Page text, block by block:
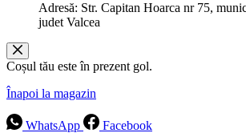
Adresă: Str. Capitan Hoarca nr 75,
judet Valcea
Coșul tău este în prezent gol.
Înapoi la magazin
WhatsApp Facebook